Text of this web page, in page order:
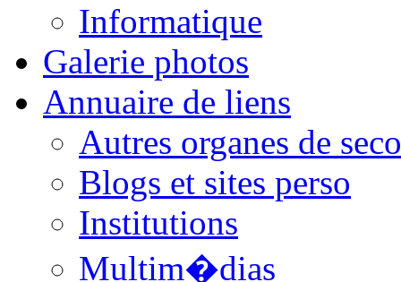
Informatique
Galerie photos
Annuaire de liens
Autres organes de
Blogs et sites perso
Institutions
Multim�dias